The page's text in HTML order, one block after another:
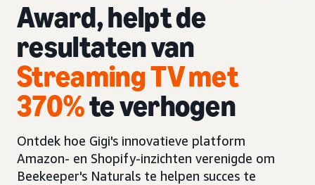
Award, helpt de
resultaten van
Streaming TV met
370%te verhogen
Ontdek hoe Gigi's innovatieve platform
Amazon- en Shopify-inzichten verenigde om
Beekeeper's Naturals te helpen succes te